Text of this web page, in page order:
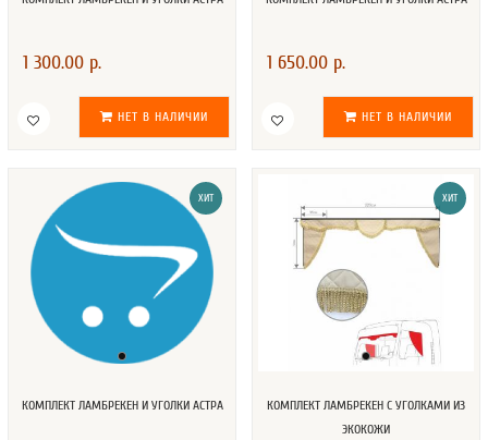
1 300.00 р.
НЕТ В НАЛИЧИИ
1 650.00 р.
НЕТ В НАЛИЧИИ
ХИТ
КОМПЛЕКТ ЛАМБРЕКЕН И УГОЛКИ АСТРА
ХИТ
КОМПЛЕКТ ЛАМБРЕКЕН С УГОЛКАМИ ИЗ
ЭКОКОЖИ